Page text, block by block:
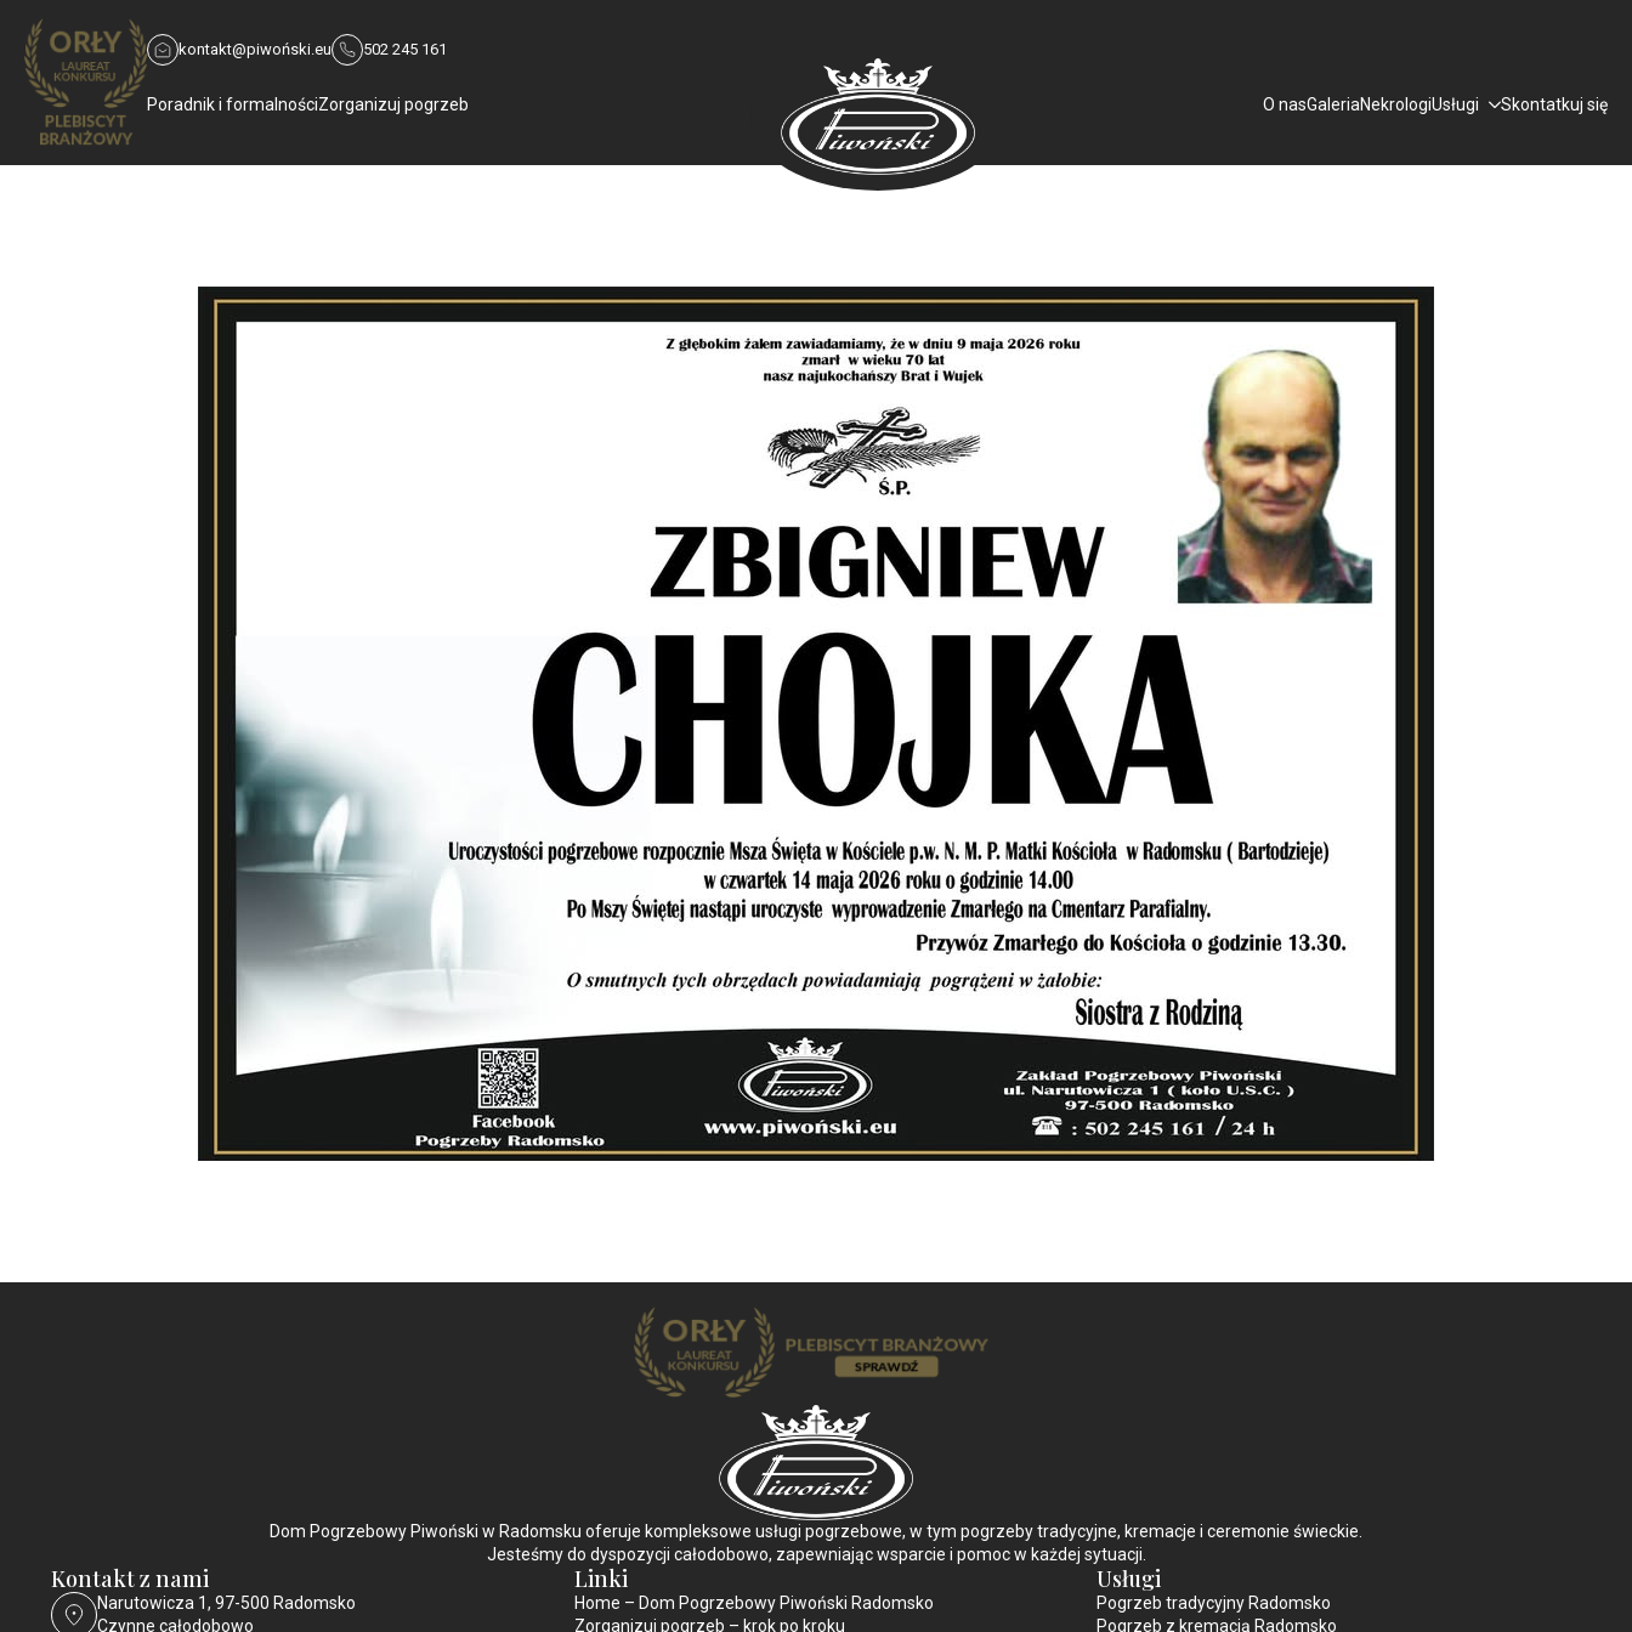
kontakt@piwoński.eu 502 245 161
Poradnik i formalnościZorganizuj pogrzeb O nasGaleriaNekrologiUsługi Skontatkuj się
Dom Pogrzebowy Piwoński w Radomsku oferuje kompleksowe usługi pogrzebowe, w tym pogrzeby tradycyjne, kremacje i ceremonie świeckie.
Jesteśmy do dyspozycji całodobowo, zapewniając wsparcie i pomoc w każdej sytuacji.
Kontakt z nami
Narutowicza 1, 97-500 Radomsko
Czynne całodobowo
Linki
Home – Dom Pogrzebowy Piwoński Radomsko
Zorganizuj pogrzeb – krok po kroku
Usługi
Pogrzeb tradycyjny Radomsko
Pogrzeb z kremacją Radomsko